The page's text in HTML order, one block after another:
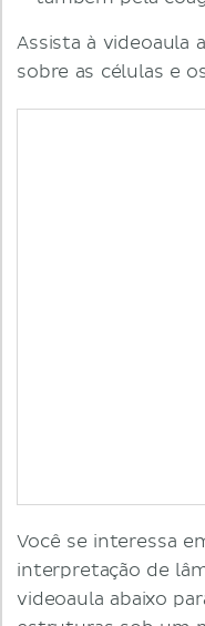
Assista à videoaula
sobre as células e
Você se interessa
interpretação de
videoaula abaixo